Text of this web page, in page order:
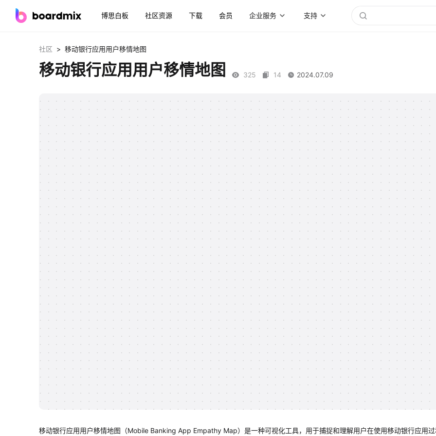
博思白板 社区资源 下载 会员 企业服务 支持
社区 > 移动银行应用用户移情地图
移动银行应用用户移情地图 325 14 2024.07.09
移动银行应用用户移情地图（Mobile Banking App Empathy Map）是一种可视化工具，用于捕捉和理解用户在使用移动银行应用